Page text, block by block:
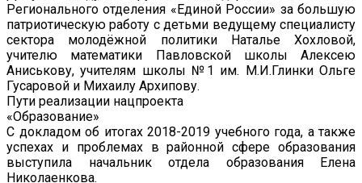
Регионального отделения «Единой России» за большую
патриотическую работу с детьми ведущему специалисту
сектора молодёжной политики Наталье Хохловой,
учителю математики Павловской школы Алексею
Аниськову, учителям школы №1 им. М.И.Глинки Ольге
Гусаровой и Михаилу Архипову.
Пути реализации нацпроекта
«Образование»
С докладом об итогах 2018-2019 учебного года, а также
успехах и проблемах в районной сфере образования
выступила начальник отдела образования Елена
Николаенкова.